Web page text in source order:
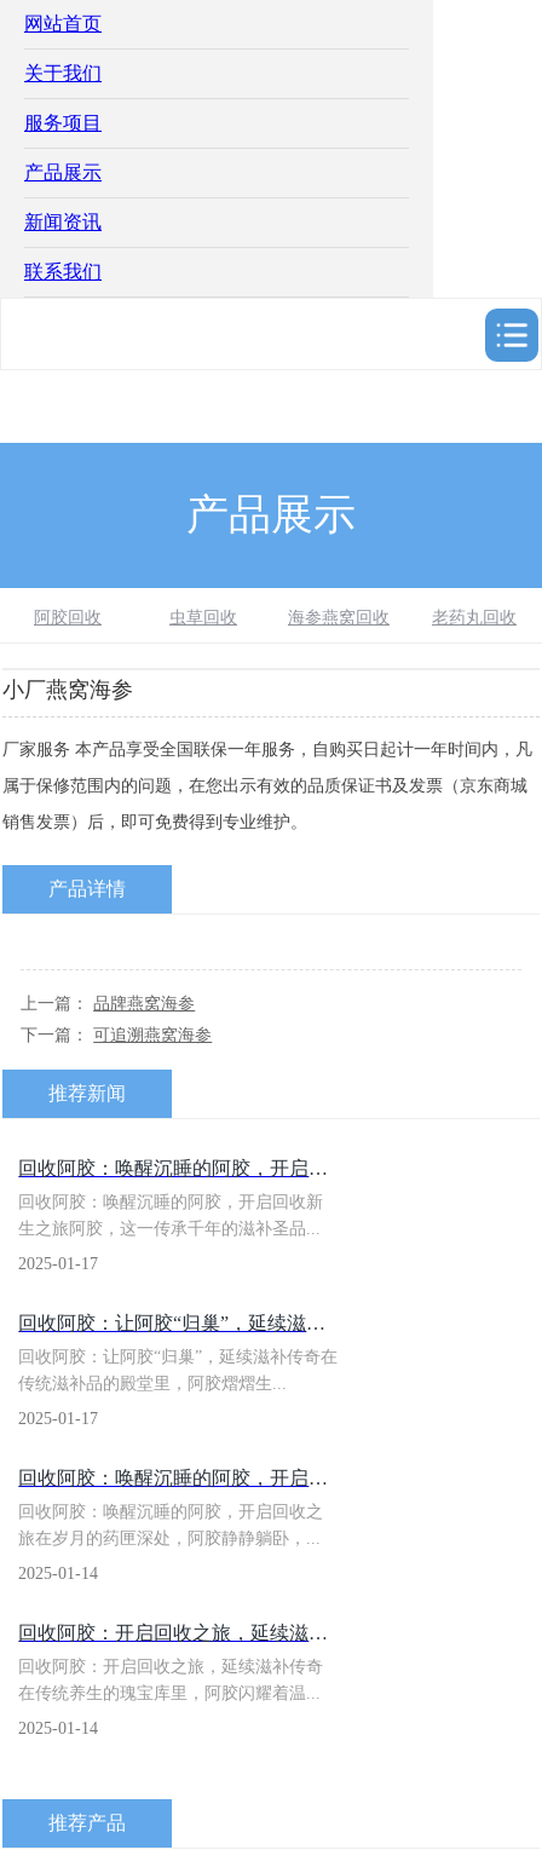
网站首页
关于我们
服务项目
产品展示
新闻资讯
联系我们
产品展示
阿胶回收 虫草回收 海参燕窝回收 老药丸回收
小厂燕窝海参
厂家服务 本产品享受全国联保一年服务，自购买日起计一年时间内，凡
属于保修范围内的问题，在您出示有效的品质保证书及发票（京东商城
销售发票）后，即可免费得到专业维护。
产品详情
上一篇：品牌燕窝海参
下一篇：可追溯燕窝海参
推荐新闻
​回收阿胶：唤醒沉睡的阿胶，开启回收新生之旅
回收阿胶：唤醒沉睡的阿胶，开启回收新
生之旅阿胶，这一传承千年的滋补圣品...
2025-01-17
回收阿胶：​让阿胶“归巢”，延续滋补传奇
回收阿胶：让阿胶“归巢”，延续滋补传奇在
传统滋补品的殿堂里，阿胶熠熠生...
2025-01-17
回收阿胶：​唤醒沉睡的阿胶，开启回收之旅
回收阿胶：唤醒沉睡的阿胶，开启回收之
旅在岁月的药匣深处，阿胶静静躺卧，...
2025-01-14
​回收阿胶：开启回收之旅，延续滋补传奇
回收阿胶：开启回收之旅，延续滋补传奇
在传统养生的瑰宝库里，阿胶闪耀着温...
2025-01-14
推荐产品